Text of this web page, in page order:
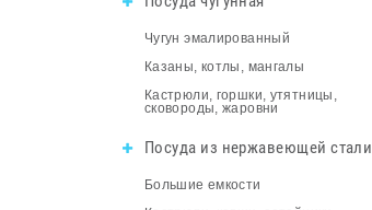
Чугун эмалированный
Казаны, котлы, мангалы
Кастрюли, горшки, утятницы,
сковороды, жаровни
Посуда из нержавеющей стали
Большие емкости